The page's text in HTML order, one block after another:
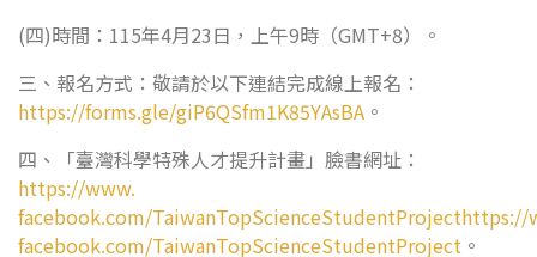
(四)時間：115年4月23日，上午9時（GMT+8）。
三、報名方式：敬請於以下連結完成線上報名：
https://forms.gle/giP6QSfm1K85YAsBA 。
四、「臺灣科學特殊人才提升計畫」臉書網址：
https://www.
facebook.com/TaiwanTopScienceStudentProjecthttps://
facebook.com/TaiwanTopScienceStudentProject 。